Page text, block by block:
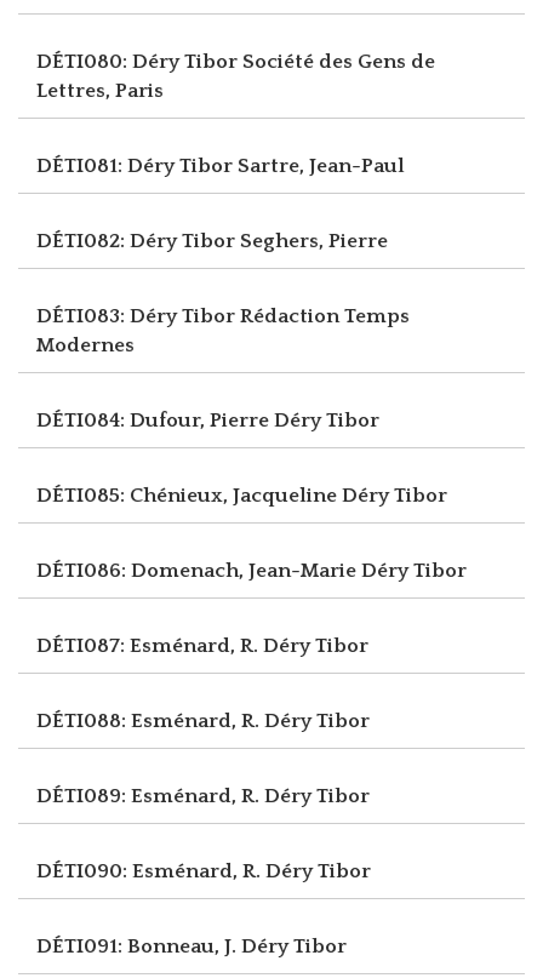
DÉTI080: Déry Tibor Société des Gens de
Lettres, Paris
DÉTI081: Déry Tibor Sartre, Jean-Paul
DÉTI082: Déry Tibor Seghers, Pierre
DÉTI083: Déry Tibor Rédaction Temps
Modernes
DÉTI084: Dufour, Pierre Déry Tibor
DÉTI085: Chénieux, Jacqueline Déry Tibor
DÉTI086: Domenach, Jean-Marie Déry Tibor
DÉTI087: Esménard, R. Déry Tibor
DÉTI088: Esménard, R. Déry Tibor
DÉTI089: Esménard, R. Déry Tibor
DÉTI090: Esménard, R. Déry Tibor
DÉTI091: Bonneau, J. Déry Tibor